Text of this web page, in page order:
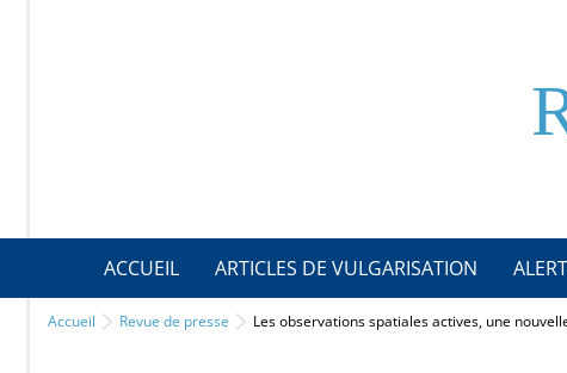
ACCUEIL ARTICLES DE VULGARISATION
Accueil Revue de presse Les observations spatiales actives, une